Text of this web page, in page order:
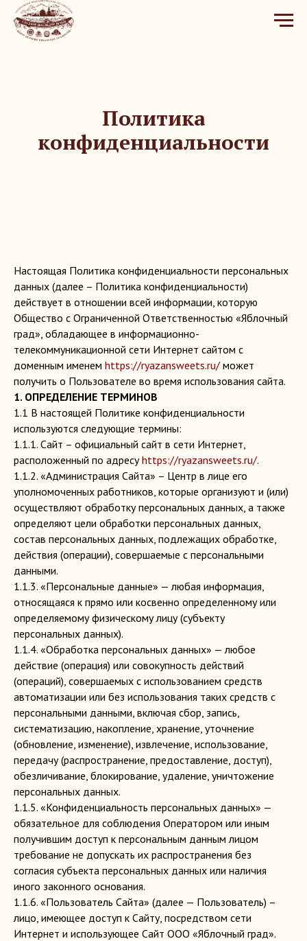
Политика
конфиденциальности
Настоящая Политика конфиденциальности персональных
данных (далее – Политика конфиденциальности)
действует в отношении всей информации, которую
Общество с Ограниченной Ответственностью «Яблочный
град», обладающее в информационно-
телекоммуникационной сети Интернет сайтом с
доменным именем https://ryazansweets.ru/ может
получить о Пользователе во время использования сайта.
1. ОПРЕДЕЛЕНИЕ ТЕРМИНОВ
1.1 В настоящей Политике конфиденциальности
используются следующие термины:
1.1.1. Сайт – официальный сайт в сети Интернет,
расположенный по адресуhttps://ryazansweets.ru/.
1.1.2. «Администрация Сайта» – Центр в лице его
уполномоченных работников, которые организуют и (или)
осуществляют обработку персональных данных, а также
определяют цели обработки персональных данных,
состав персональных данных, подлежащих обработке,
действия (операции), совершаемые с персональными
данными.
1.1.3. «Персональные данные» — любая информация,
относящаяся к прямо или косвенно определенному или
определяемому физическому лицу (субъекту
персональных данных).
1.1.4. «Обработка персональных данных» — любое
действие (операция) или совокупность действий
(операций), совершаемых с использованием средств
автоматизации или без использования таких средств с
персональными данными, включая сбор, запись,
систематизацию, накопление, хранение, уточнение
(обновление, изменение), извлечение, использование,
передачу (распространение, предоставление, доступ),
обезличивание, блокирование, удаление, уничтожение
персональных данных.
1.1.5. «Конфиденциальность персональных данных» —
обязательное для соблюдения Оператором или иным
получившим доступ к персональным данным лицом
требование не допускать их распространения без
согласия субъекта персональных данных или наличия
иного законного основания.
1.1.6. «Пользователь Сайта» (далее — Пользователь) –
лицо, имеющее доступ к Сайту, посредством сети
Интернет и использующее Сайт ООО «Яблочный град».